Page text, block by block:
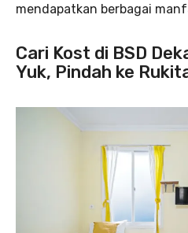
mendapatkan berbagai
Cari Kost di BSD
Yuk, Pindah ke